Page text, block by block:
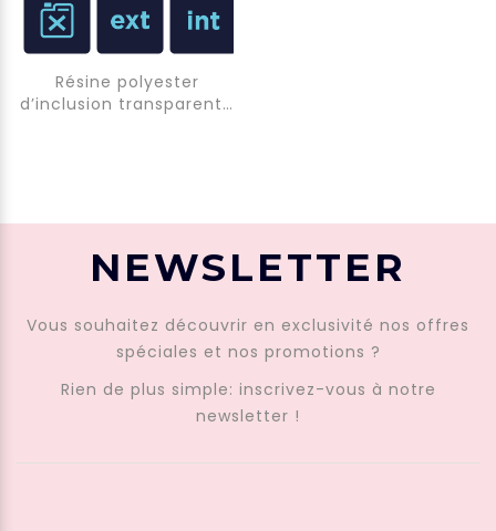
Résine polyester
d’inclusion transparente
NEWSLETTER
Vous souhaitez découvrir en exclusivité nos offres
spéciales et nos promotions ?
Rien de plus simple: inscrivez-vous à notre
newsletter !